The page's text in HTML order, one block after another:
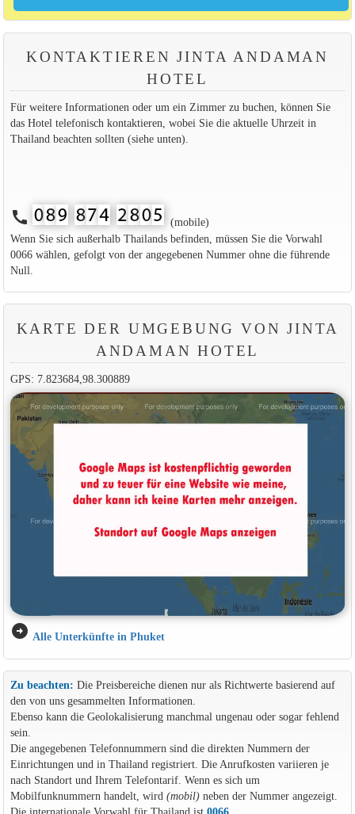
KONTAKTIEREN JINTA ANDAMAN
HOTEL
Für weitere Informationen oder um ein Zimmer zu buchen, können Sie
das Hotel telefonisch kontaktieren, wobei Sie die aktuelle Uhrzeit in
Thailand beachten sollten (siehe unten).
call
(mobile)
Wenn Sie sich außerhalb Thailands befinden, müssen Sie die Vorwahl
0066 wählen, gefolgt von der angegebenen Nummer ohne die führende
Null.
KARTE DER UMGEBUNG VON JINTA
ANDAMAN HOTEL
GPS: 7.823684,98.300889
arrow_circle_right Alle Unterkünfte in Phuket
Zu beachten: Die Preisbereiche dienen nur als Richtwerte basierend auf
den von uns gesammelten Informationen.
Ebenso kann die Geolokalisierung manchmal ungenau oder sogar fehlend
sein.
Die angegebenen Telefonnummern sind die direkten Nummern der
Einrichtungen und in Thailand registriert. Die Anrufkosten variieren je
nach Standort und Ihrem Telefontarif. Wenn es sich um
Mobilfunknummern handelt, wird (mobil)neben der Nummer angezeigt.